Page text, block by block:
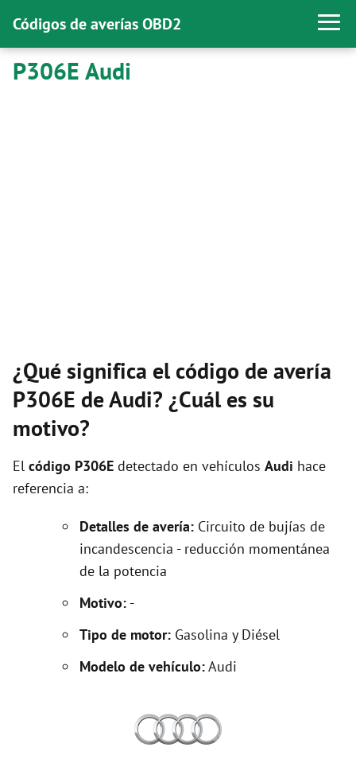
Códigos de averías OBD2
P306E Audi
¿Qué significa el código de avería
P306E de Audi? ¿Cuál es su
motivo?
El código P306E detectado en vehículos Audi hace
referencia a:
Detalles de avería: Circuito de bujías de
incandescencia - reducción momentánea
de la potencia
Motivo: -
Tipo de motor: Gasolina y Diésel
Modelo de vehículo:Audi